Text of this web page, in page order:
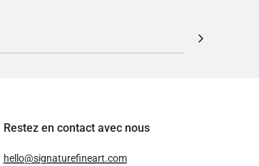
Restez en contact avec nous
hello@signaturefineart.com